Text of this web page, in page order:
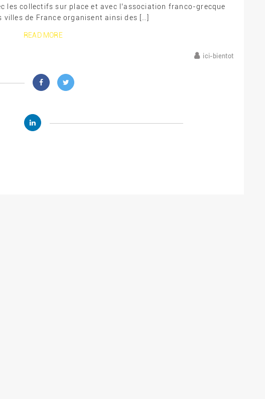
les collectifs sur place et avec l’association franco-grecque
villes de France organisent ainsi des […]
READ MORE
ici-bientot